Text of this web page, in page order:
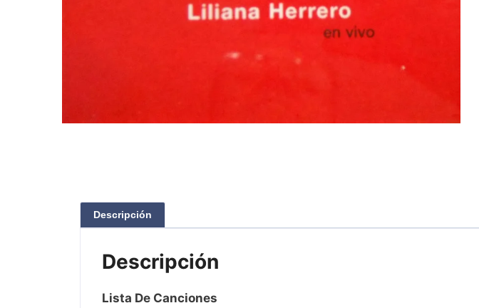
Descripción
Descripción
Lista De Canciones